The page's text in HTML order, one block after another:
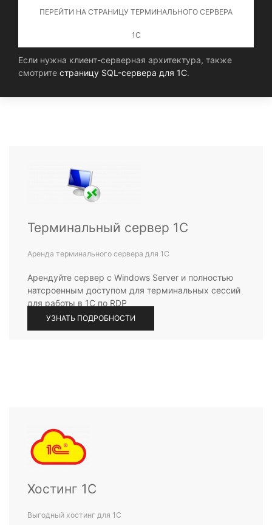
ПЕРЕЙТИ НА СТРАНИЦУ ТЕРМИНАЛЬНОГО СЕРВЕРА
1С
Если нужна клиент-серверная архитектура, также
смотрите страницу SQL-сервера для 1С.
Терминальный сервер 1С
Аренда терминального сервера для 1С
Арендуйте сервер с Windows Server и полностью
натсроенным доступом для терминальных сессий
для работы в 1С по RDP
УЗНАТЬ ПОДРОБНОСТИ
Хостинг 1С
Выгодный хостинг для 1С